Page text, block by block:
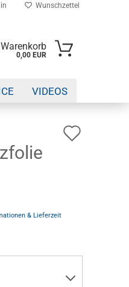
Wunschzettel
Warenkorb
0,00 EUR
VIDEOS
& Lieferzeit